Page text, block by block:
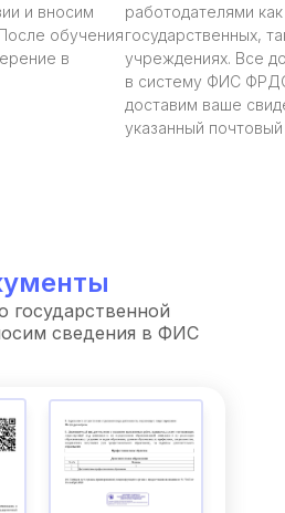
и вносим
обучения
в
работодателями
государственных,
учреждениях. Все
в систему ФИС
доставим ваше
указанный
государственной
сведения в ФИС